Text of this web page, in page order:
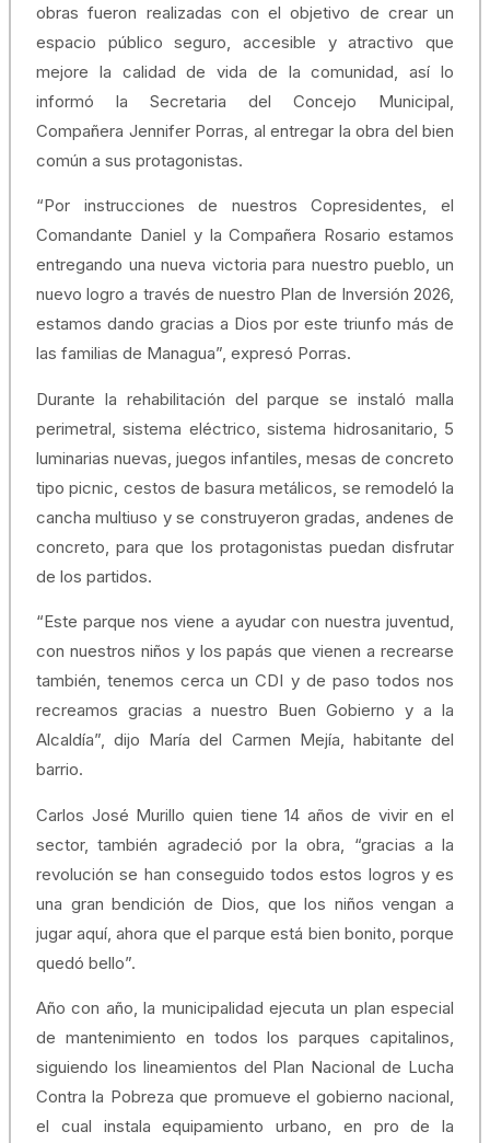
obras fueron realizadas con el objetivo de crear un
espacio público seguro, accesible y atractivo que
mejore la calidad de vida de la comunidad, así lo
informó la Secretaria del Concejo Municipal,
Compañera Jennifer Porras, al entregar la obra del bien
común a sus protagonistas.
“Por instrucciones de nuestros Copresidentes, el
Comandante Daniel y la Compañera Rosario estamos
entregando una nueva victoria para nuestro pueblo, un
nuevo logro a través de nuestro Plan de Inversión 2026,
estamos dando gracias a Dios por este triunfo más de
las familias de Managua”, expresó Porras.
Durante la rehabilitación del parque se instaló malla
perimetral, sistema eléctrico, sistema hidrosanitario, 5
luminarias nuevas, juegos infantiles, mesas de concreto
tipo picnic, cestos de basura metálicos, se remodeló la
cancha multiuso y se construyeron gradas, andenes de
concreto, para que los protagonistas puedan disfrutar
de los partidos.
“Este parque nos viene a ayudar con nuestra juventud,
con nuestros niños y los papás que vienen a recrearse
también, tenemos cerca un CDI y de paso todos nos
recreamos gracias a nuestro Buen Gobierno y a la
Alcaldía”, dijo María del Carmen Mejía, habitante del
barrio.
Carlos José Murillo quien tiene 14 años de vivir en el
sector, también agradeció por la obra, “gracias a la
revolución se han conseguido todos estos logros y es
una gran bendición de Dios, que los niños vengan a
jugar aquí, ahora que el parque está bien bonito, porque
quedó bello”.
Año con año, la municipalidad ejecuta un plan especial
de mantenimiento en todos los parques capitalinos,
siguiendo los lineamientos del Plan Nacional de Lucha
Contra la Pobreza que promueve el gobierno nacional,
el cual instala equipamiento urbano, en pro de la